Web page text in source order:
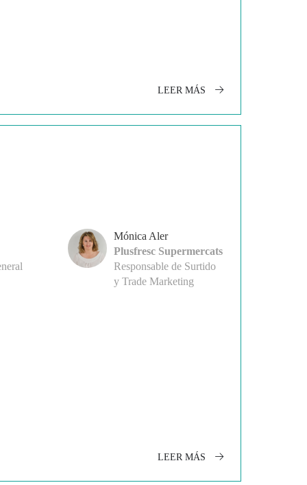
LEER MÁS
Mónica Aler
Plusfresc Supermercats
Responsable de Surtido
y Trade Marketing
LEER MÁS